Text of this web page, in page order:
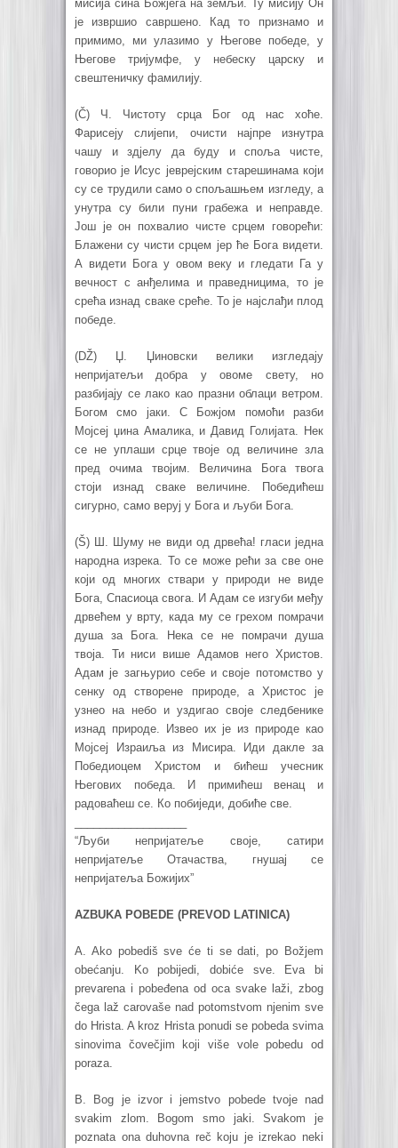
мисија сина Божјега на земљи. Ту мисију Он
је извршио савршено. Кад то признамо и
примимо, ми улазимо у Његове победе, у
Његове тријумфе, у небеску царску и
свештеничку фамилију.
(Č) Ч. Чистоту срца Бог од нас хоће.
Фарисеју слијепи, очисти најпре изнутра
чашу и здјелу да буду и споља чисте,
говорио је Исус јеврејским старешинама који
су се трудили само о спољашњем изгледу, а
унутра су били пуни грабежа и неправде.
Још је он похвалио чисте срцем говорећи:
Блажени су чисти срцем јер ће Бога видети.
А видети Бога у овом веку и гледати Га у
вечност с анђелима и праведницима, то је
срећа изнад сваке среће. То је најслађи плод
победе.
(DŽ) Џ. Џиновски велики изгледају
непријатељи добра у овоме свету, но
разбијају се лако као празни облаци ветром.
Богом смо јаки. С Божјом помоћи разби
Мојсеј џина Амалика, и Давид Голијата. Нек
се не уплаши срце твоје од величине зла
пред очима твојим. Величина Бога твога
стоји изнад сваке величине. Победићеш
сигурно, само веруј у Бога и љуби Бога.
(Š) Ш. Шуму не види од дрвећа! гласи једна
народна изрека. То се може рећи за све оне
који од многих ствари у природи не виде
Бога, Спасиоца свога. И Адам се изгуби међу
дрвећем у врту, када му се грехом помрачи
душа за Бога. Нека се не помрачи душа
твоја. Ти ниси више Адамов него Христов.
Адам је загњурио себе и своје потомство у
сенку од створене природе, а Христос је
узнео на небо и уздигао своје следбенике
изнад природе. Извео их је из природе као
Мојсеј Израиља из Мисира. Иди дакле за
Победиоцем Христом и бићеш учесник
Његових победа. И примићеш венац и
радоваћеш се. Ко побиједи, добиће све.
“Љуби непријатеље своје, сатири
непријатеље Отачаства, гнушај се
непријатеља Божијих”
AZBUKA POBEDE (PREVOD LATINICA)
A. Ako pobediš sve će ti se dati, po Božjem
obećanju. Ko pobijedi, dobiće sve. Eva bi
prevarena i pobeđena od oca svake laži, zbog
čega laž carovaše nad potomstvom njenim sve
do Hrista. A kroz Hrista ponudi se pobeda svima
sinovima čovečjim koji više vole pobedu od
poraza.
B. Bog je izvor i jemstvo pobede tvoje nad
svakim zlom. Bogom smo jaki. Svakom je
poznata ona duhovna reč koju je izrekao neki